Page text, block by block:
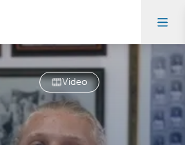
Video